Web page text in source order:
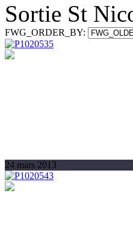
Sortie St
FWG_ORDER_BY:
24 mars 2013